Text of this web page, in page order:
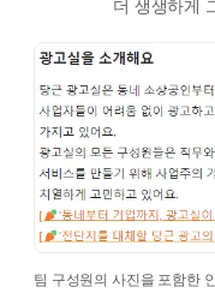
더 생생하게
팀 구성원의 사진을 포함한